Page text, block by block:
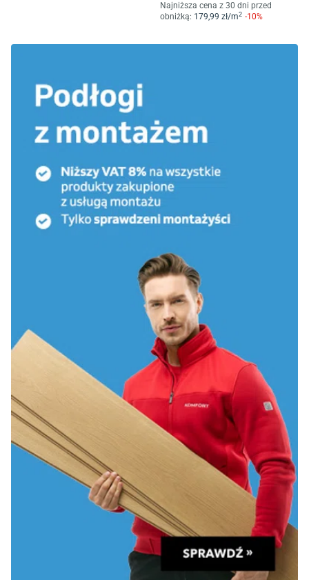
Najniższa cena z 30 dni przed
obniżką: 179,99 zł/m2 -10%